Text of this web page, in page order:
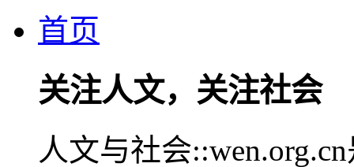
首页
关注人文，关注社会
人文与社会